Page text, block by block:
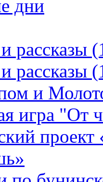
дни
рассказы
рассказы
и
игра "От